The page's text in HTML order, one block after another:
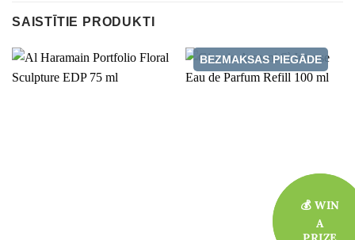
SAISTĪTIE PRODUKTI
BEZMAKSAS PIEGĀDE
💰 WIN
A
💰 WIN
A